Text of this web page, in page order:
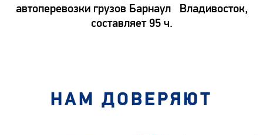
автоперевозки грузов Барнаул Владивосток,
составляет 95 ч.
НАМ ДОВЕРЯЮТ